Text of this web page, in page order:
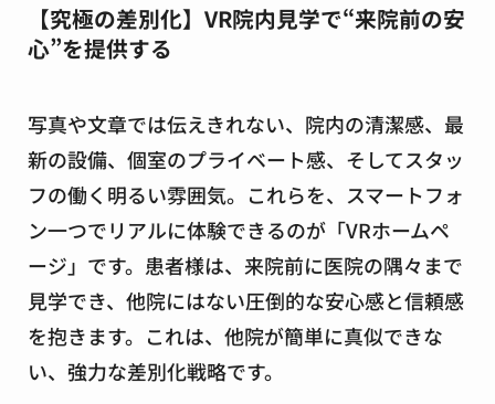
【究極の差別化】VR院内見学で“来院前の安
心”を提供する
写真や文章では伝えきれない、院内の清潔感、最
新の設備、個室のプライベート感、そしてスタッ
フの働く明るい雰囲気。これらを、スマートフォ
ン一つでリアルに体験できるのが 「VRホームペ
ージ」 です。患者様は、来院前に医院の隅々まで
見学でき、他院にはない圧倒的な安心感と信頼感
を抱きます。これは、他院が簡単に真似できな
い、強力な差別化戦略です。